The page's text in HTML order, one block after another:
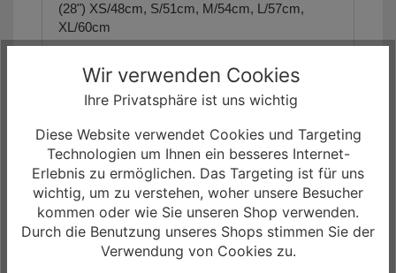
(28") XS/48cm, S/51cm, M/54cm, L/57cm,
XL/60cm
Farbe(n):
(2) Steelgrey/Diamondblack
Die Artikelbilder dienen zur Information
(Abweichungen zur Artikelbeschreibung sind
möglich, da sich der Hersteller das Recht
vorbehält, die Produktspezifikation zu ändern).
Unser Angebot für Sie!- DasFocus Atlas 6.7
Wir verwenden Cookies
Ihre Privatsphäre ist uns wichtig
Diese Website verwendet Cookies und Targeting
Technologien um Ihnen ein besseres Internet-
Erlebnis zu ermöglichen. Das Targeting ist für uns
wichtig, um zu verstehen, woher unsere Besucher
kommen oder wie Sie unseren Shop verwenden.
Durch die Benutzung unseres Shops stimmen Sie der
Verwendung von Cookies zu.